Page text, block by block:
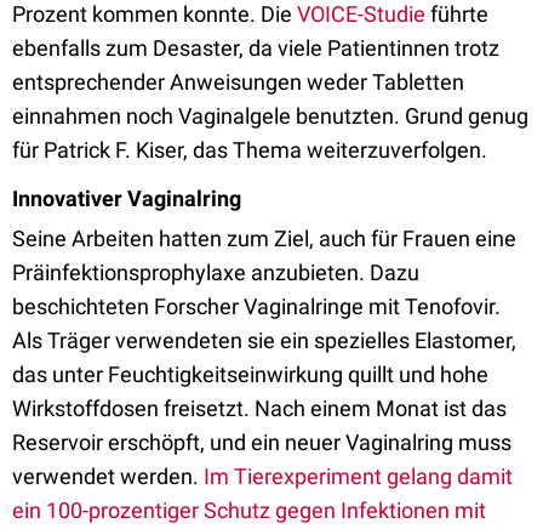
Prozent kommen konnte. Die VOICE-Studie führte
ebenfalls zum Desaster, da viele Patientinnen trotz
entsprechender Anweisungen weder Tabletten
einnahmen noch Vaginalgele benutzten. Grund genug
für Patrick F. Kiser, das Thema weiterzuverfolgen.
Innovativer Vaginalring
Seine Arbeiten hatten zum Ziel, auch für Frauen eine
Präinfektionsprophylaxe anzubieten. Dazu
beschichteten Forscher Vaginalringe mit Tenofovir.
Als Träger verwendeten sie ein spezielles Elastomer,
das unter Feuchtigkeitseinwirkung quillt und hohe
Wirkstoffdosen freisetzt. Nach einem Monat ist das
Reservoir erschöpft, und ein neuer Vaginalring muss
verwendet werden. Im Tierexperiment gelang damit
ein 100-prozentiger Schutz gegen Infektionen mit